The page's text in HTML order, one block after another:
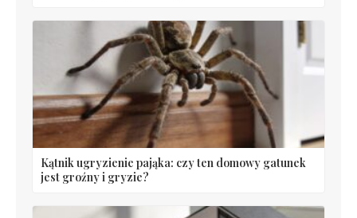
Kątnik ugryzienie pająka: czy ten domowy gatunek
jest groźny i gryzie?